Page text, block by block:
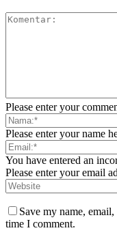
Please enter your
Please enter your name
You have entered an
Please enter your email
Save my name,
time I comment.